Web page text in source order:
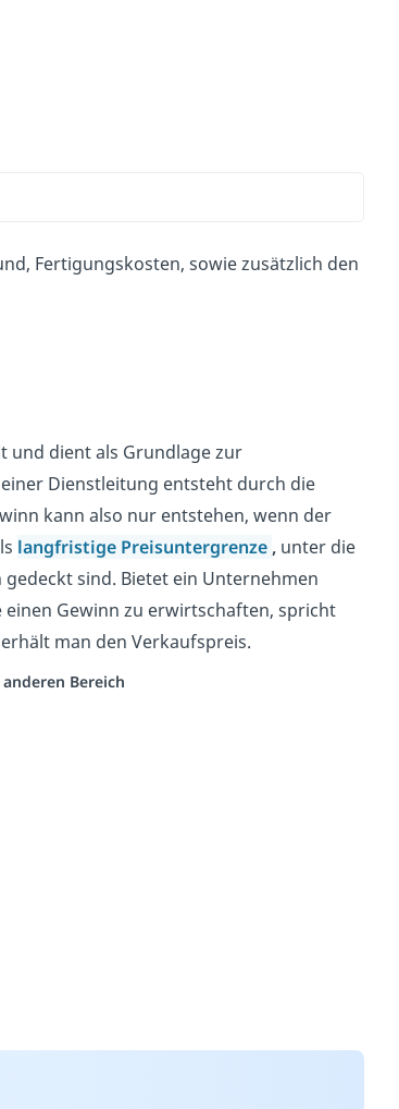
Fertigungskosten, sowie zusätzlich den
und dient als Grundlage zur
Dienstleitung entsteht durch die
kann also nur entstehen, wenn der
langfristige Preisuntergrenze , unter die
sind. Bietet ein Unternehmen
Gewinn zu erwirtschaften, spricht
man den Verkaufspreis.
Bereich